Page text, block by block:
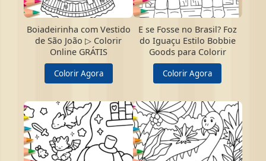
Boiadeirinha com Vestido
de São João ▷ Colorir
Online GRÁTIS
Colorir Agora
E se Fosse no Brasil? Foz
do Iguaçu Estilo Bobbie
Goods para Colorir
Colorir Agora